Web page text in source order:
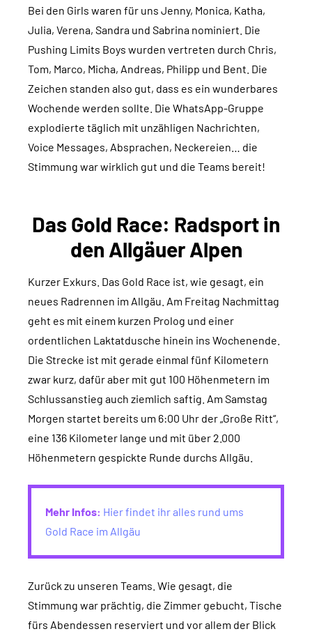
Bei den Girls waren für uns Jenny, Monica, Katha,
Julia, Verena, Sandra und Sabrina nominiert. Die
Pushing Limits Boys wurden vertreten durch Chris,
Tom, Marco, Micha, Andreas, Philipp und Bent. Die
Zeichen standen also gut, dass es ein wunderbares
Wochende werden sollte. Die WhatsApp-Gruppe
explodierte täglich mit unzähligen Nachrichten,
Voice Messages, Absprachen, Neckereien… die
Stimmung war wirklich gut und die Teams bereit!
Das Gold Race: Radsport in
den Allgäuer Alpen
Kurzer Exkurs. Das Gold Race ist, wie gesagt, ein
neues Radrennen im Allgäu. Am Freitag Nachmittag
geht es mit einem kurzen Prolog und einer
ordentlichen Laktatdusche hinein ins Wochenende.
Die Strecke ist mit gerade einmal fünf Kilometern
zwar kurz, dafür aber mit gut 100 Höhenmetern im
Schlussanstieg auch ziemlich saftig. Am Samstag
Morgen startet bereits um 6:00 Uhr der „Große Ritt“,
eine 136 Kilometer lange und mit über 2.000
Höhenmetern gespickte Runde durchs Allgäu.
Mehr Infos: Hier findet ihr alles rund ums
Gold Race im Allgäu
Zurück zu unseren Teams. Wie gesagt, die
Stimmung war prächtig, die Zimmer gebucht, Tische
fürs Abendessen reserviert und vor allem der Blick